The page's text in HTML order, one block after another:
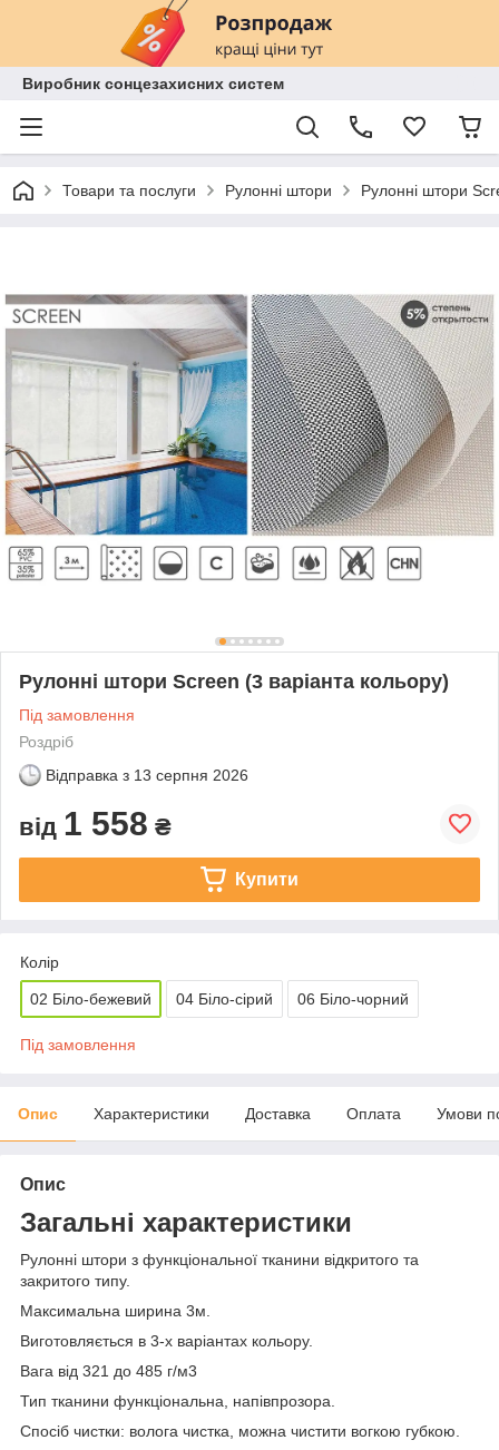
Виробник сонцезахисних систем
Товари та послуги Рулонні штори Рулонні штори
Рулонні штори Screen (3 варіанта кольору)
Під замовлення
Роздріб
Відправка з 13 серпня 2026
від 1 558 ₴
Купити
Колір
02 Біло-бежевий 04 Біло-сірий 06 Біло-чорний
Під замовлення
Опис Характеристики Доставка Оплата Умови
Опис
Загальні характеристики
Рулонні штори з функціональної тканини відкритого та
закритого типу.
Максимальна ширина 3м.
Виготовляється в 3-х варіантах кольору.
Вага від 321 до 485 г/м3
Тип тканини функціональна, напівпрозора.
Спосіб чистки: волога чистка, можна чистити вогкою губкою.